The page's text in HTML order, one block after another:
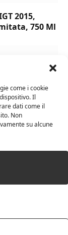
come i cookie
Il
dati come il
Non
su alcune
2015,
750 Ml